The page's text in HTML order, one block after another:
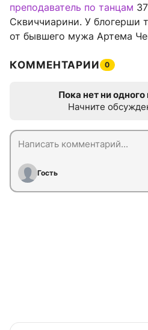
преподаватель по танцам
Сквиччиарини. У блогерши
от бывшего мужа Артема
КОММЕНТАРИИ 0
Пока нет ни
Начните
Гость